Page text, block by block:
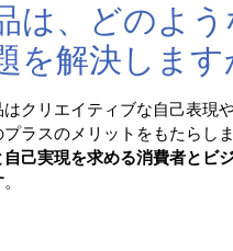
は、どのよう
を解決します
クリエイティブな自己表現
ラスのメリットをもたらし
己実現を求める消費者とビ
。